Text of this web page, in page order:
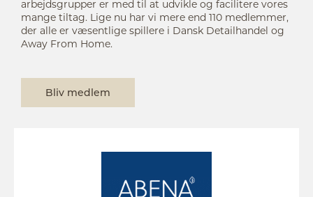
arbejdsgrupper er med til at udvikle og facilitere vores
mange tiltag. Lige nu har vi mere end 110 medlemmer,
der alle er væsentlige spillere i Dansk Detailhandel og
Away From Home.
Bliv medlem